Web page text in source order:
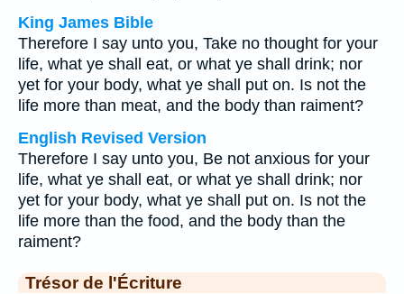
King James Bible
Therefore I say unto you, Take no thought for your
life, what ye shall eat, or what ye shall drink; nor
yet for your body, what ye shall put on. Is not the
life more than meat, and the body than raiment?
English Revised Version
Therefore I say unto you, Be not anxious for your
life, what ye shall eat, or what ye shall drink; nor
yet for your body, what ye shall put on. Is not the
life more than the food, and the body than the
raiment?
Trésor de l'Écriture